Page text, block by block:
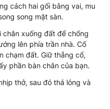
cách hai gối bằng vai, mu
song mặt sàn.
chân xuống đất để chống
lên phía trần nhà. Cố
chạm đất. Giữ thẳng cổ,
phần bàn chân của bạn.
thở, sau đó thả lỏng và